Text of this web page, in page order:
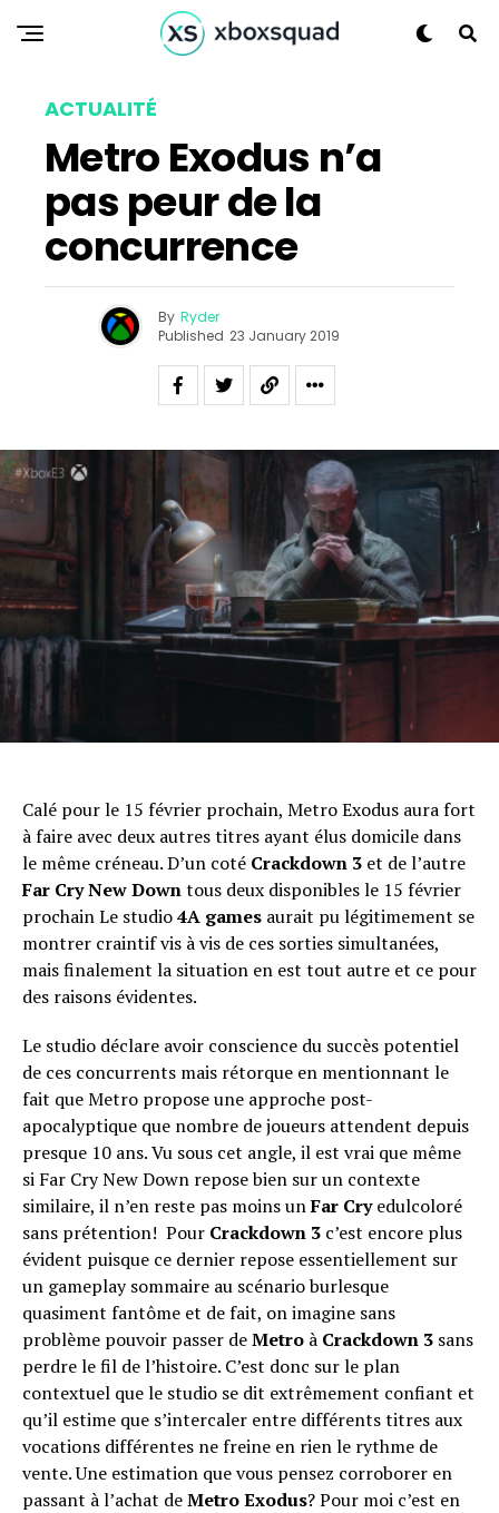
ACTUALITÉ
Metro Exodus n’a
pas peur de la
concurrence
By Ryder
Published 23 January 2019
Calé pour le 15 février prochain, Metro Exodus aura fort
à faire avec deux autres titres ayant élus domicile dans
le même créneau. D’un coté Crackdown 3 et de l’autre
Far Cry New Downtous deux disponibles le 15 février
prochain Le studio4A games aurait pu légitimement se
montrer craintif vis à vis de ces sorties simultanées,
mais finalement la situation en est tout autre et ce pour
des raisons évidentes.
Le studio déclare avoir conscience du succès potentiel
de ces concurrents mais rétorque en mentionnant le
fait que Metro propose une approche post-
apocalyptique que nombre de joueurs attendent depuis
presque 10 ans. Vu sous cet angle, il est vrai que même
si Far Cry New Down repose bien sur un contexte
similaire, il n’en reste pas moins unFar Cryedulcoloré
sans prétention! Pour Crackdown 3 c’est encore plus
évident puisque ce dernier repose essentiellement sur
un gameplay sommaire au scénario burlesque
quasiment fantôme et de fait, on imagine sans
problème pouvoir passer deMetro à Crackdown 3 sans
perdre le fil de l’histoire. C’est donc sur le plan
contextuel que le studio se dit extrêmement confiant et
qu’il estime que s’intercaler entre différents titres aux
vocations différentes ne freine en rien le rythme de
vente. Une estimation que vous pensez corroborer en
passant à l’achat deMetro Exodus? Pour moi c’est en